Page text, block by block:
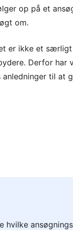
op på et
om.
er ikke et
Derfor har
til at
hvilke